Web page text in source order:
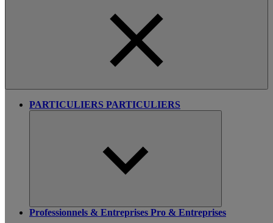
PARTICULIERS PARTICULIERS
Professionnels & Entreprises Pro & Entreprises